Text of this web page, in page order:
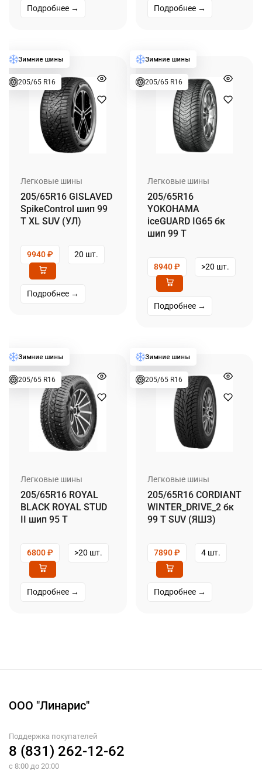
Подробнее → Подробнее →
205/65 R16
Легковые шины
205/65R16 GISLAVED
SpikeControl шип 99
T XL SUV (УЛ)
9940₽ 20 шт.
Подробнее →
205/65 R16
Легковые шины
205/65R16
YOKOHAMA
iceGUARD IG65 бк
шип 99 T
8940₽ >20 шт.
Подробнее →
205/65 R16
Легковые шины
205/65R16 ROYAL
BLACK ROYAL STUD
II шип 95 T
6800₽ >20 шт.
Подробнее →
205/65 R16
Легковые шины
205/65R16 CORDIANT
WINTER_DRIVE_2 бк
99 T SUV (ЯШЗ)
7890₽ 4 шт.
Подробнее →
ООО "Линарис"
Поддержка покупателей
8 (831) 262-12-62
с 8:00 до 20:00